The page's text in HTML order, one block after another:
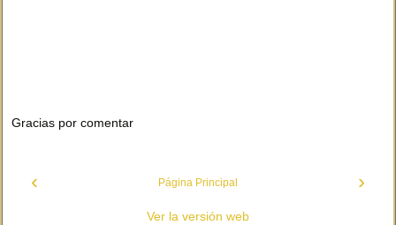
Gracias por comentar
‹ ›
Página Principal
Ver la versión web